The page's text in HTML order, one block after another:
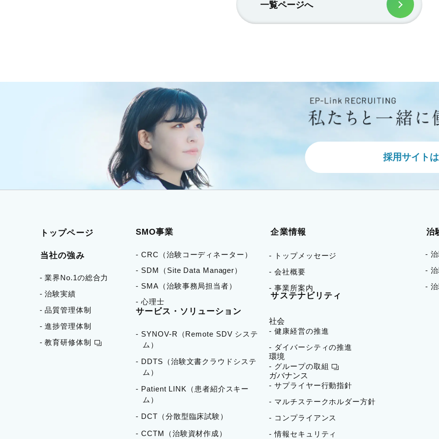
一覧ページへ
採用サイト
トップページ
当社の強み
- 業界No.1の総合力
- 治験実績
- 品質管理体制
- 進捗管理体制
- 教育研修体制
SMO事業
- CRC（治験コーディネーター）
- SDM（Site Data Manager）
- SMA（治験事務局担当者）
- 心理士
サービス・ソリューション
- SYNOV-R（Remote SDV システ
ム）
- DDTS（治験文書クラウドシステ
ム）
- Patient LINK（患者紹介スキー
ム）
- DCT（分散型臨床試験）​
- CCTM（治験資材作成）
企業情報
- トップメッセージ
- 会社概要
- 事業所案内
サステナビリティ
社会
- 健康経営の推進
- ダイバーシティの推進
環境
- グループの取組
ガバナンス
- サプライヤー行動指針
- マルチステークホルダー方針
- コンプライアンス
- 情報セキュリティ
治
-
-
-